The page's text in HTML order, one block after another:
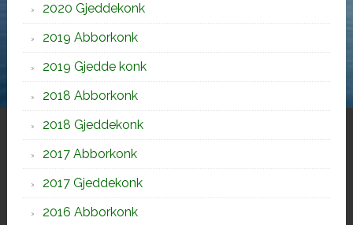
2020 Gjeddekonk
2019 Abborkonk
2019 Gjedde konk
2018 Abborkonk
2018 Gjeddekonk
2017 Abborkonk
2017 Gjeddekonk
2016 Abborkonk